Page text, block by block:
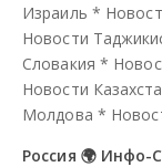
Израиль *
Новости
Словакия *
Новости
Молдова *
Россия 🌍 Инфо-